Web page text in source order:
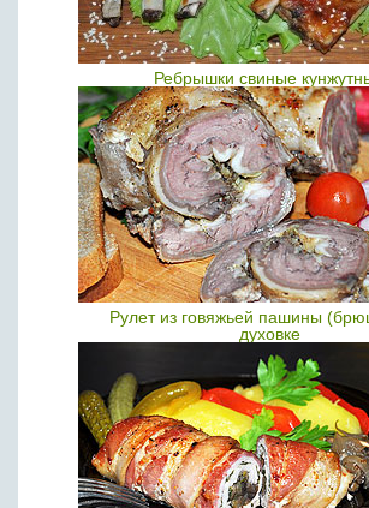
Ребрышки свиные
Рулет из говяжьей пашины
духовке